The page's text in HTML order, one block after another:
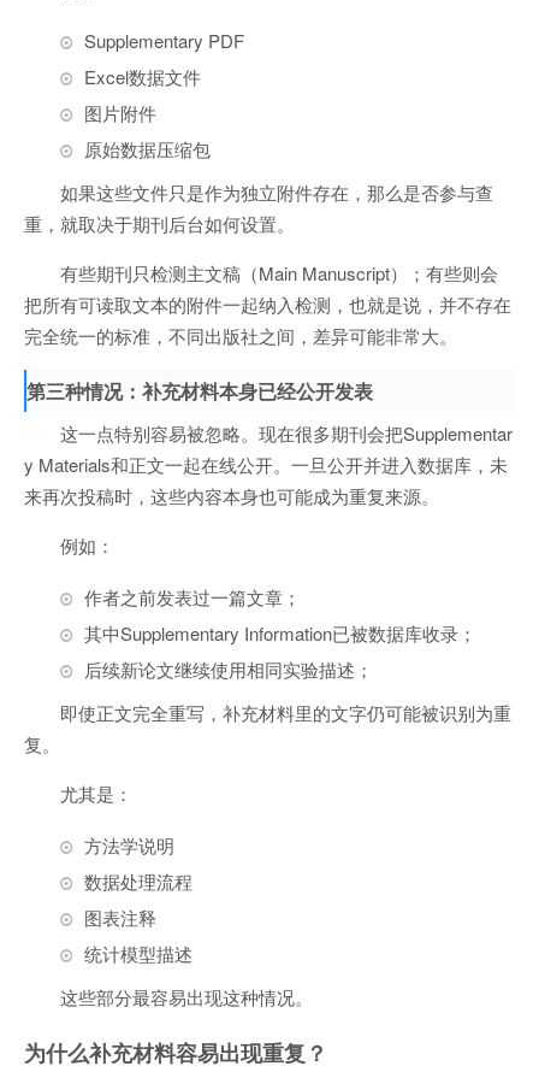
Supplementary PDF
Excel数据文件
图片附件
原始数据压缩包
如果这些文件只是作为独立附件存在，那么是否参与查
重，就取决于期刊后台如何设置。
有些期刊只检测主文稿（Main Manuscript）；有些则会
把所有可读取文本的附件一起纳入检测，也就是说，并不存在
完全统一的标准，不同出版社之间，差异可能非常大。
第三种情况：补充材料本身已经公开发表
这一点特别容易被忽略。现在很多期刊会把Supplementar
y Materials和正文一起在线公开。一旦公开并进入数据库，未
来再次投稿时，这些内容本身也可能成为重复来源。
例如：
作者之前发表过一篇文章；
其中Supplementary Information已被数据库收录；
后续新论文继续使用相同实验描述；
即使正文完全重写，补充材料里的文字仍可能被识别为重
复。
尤其是：
方法学说明
数据处理流程
图表注释
统计模型描述
这些部分最容易出现这种情况。
为什么补充材料容易出现重复？